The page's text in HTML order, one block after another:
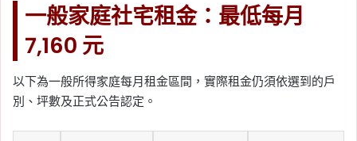
一般家庭社宅租金：最低每月
7,160 元
以下為一般所得家庭每月租金區間，實際租金仍須依選到的戶
別、坪數及正式公告認定。